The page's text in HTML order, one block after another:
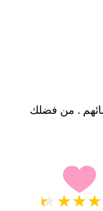
★
★
★
★